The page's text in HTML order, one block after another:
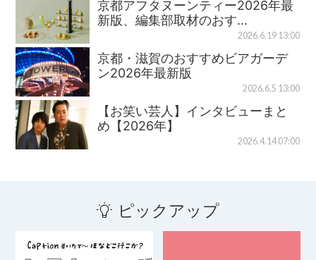
京都アフタヌーンティー2026年最
新版、編集部取材のおす…
2026.6.19 13:00
京都・滋賀のおすすめビアガーデ
ン2026年最新版
2026.6.5 13:00
【お笑い芸人】インタビューまと
め【2026年】
2026.4.14 07:00
ピックアップ